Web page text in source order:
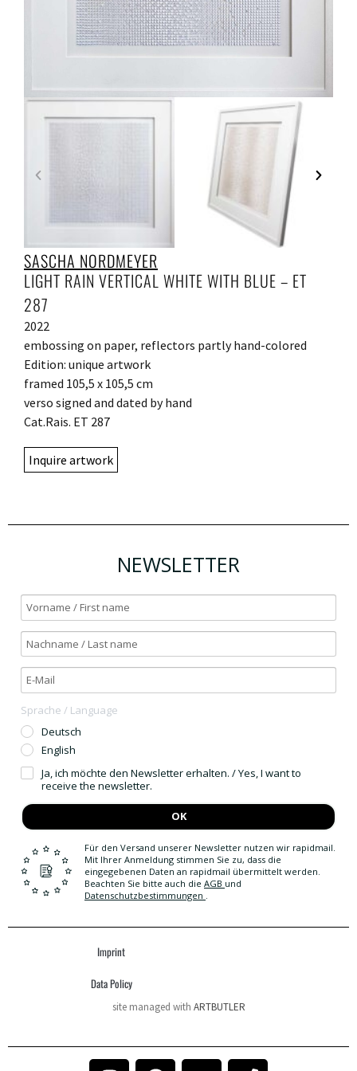
SASCHA NORDMEYER
LIGHT RAIN VERTICAL WHITE WITH BLUE – ET
287
2022
embossing on paper, reflectors partly hand-colored
Edition: unique artwork
framed 105,5 x 105,5 cm
verso signed and dated by hand
Cat.Rais. ET 287
Inquire artwork
NEWSLETTER
Sprache / Language
Deutsch
English
Ja, ich möchte den Newsletter erhalten. / Yes, I want to
receive the newsletter.
OK
Für den Versand unserer Newsletter nutzen wir rapidmail.
Mit Ihrer Anmeldung stimmen Sie zu, dass die
eingegebenen Daten an rapidmail übermittelt werden.
Beachten Sie bitte auch die AGB und
Datenschutzbestimmungen
Imprint
Data Policy
site managed with ARTBUTLER